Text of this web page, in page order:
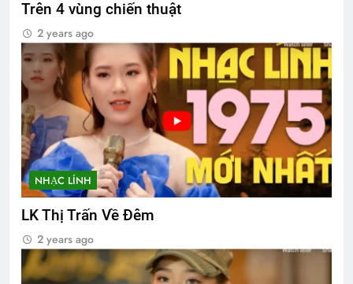
Trên 4 vùng chiến thuật
2 years ago
NHẠC LÍNH
LK Thị Trấn Về Đêm
2 years ago